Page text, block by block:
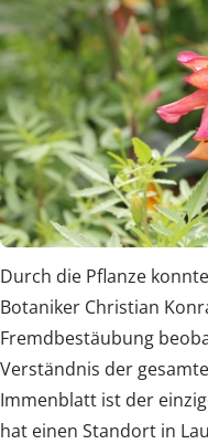
Durch die Pflanze
Botaniker Christian
Fremdbestäubung
Verständnis der
Immenblatt ist der
hat einen Standort in